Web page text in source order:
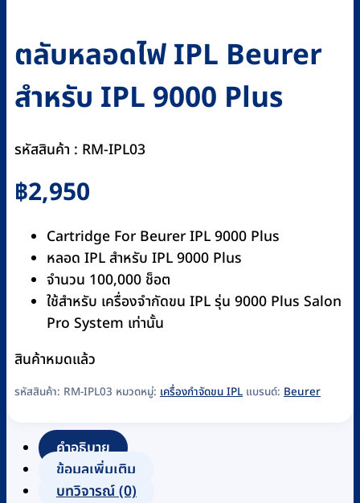
ตลับหลอดไฟ IPL Beurer
สำหรับ IPL 9000 Plus
รหัสสินค้า : RM-IPL03
฿2,950
Cartridge For Beurer IPL 9000 Plus
หลอด IPL สำหรับ IPL 9000 Plus
จำนวน 100,000 ช็อต
ใช้สำหรับ เครื่องจำกัดขน IPL รุ่น 9000 Plus Salon
Pro System เท่านั้น
สินค้าหมดแล้ว
รหัสสินค้า: RM-IPL03 หมวดหมู่: เครื่องกำจัดขน IPL แบรนด์: Beurer
คำอธิบาย
ข้อมูลเพิ่มเติม
บทวิจารณ์ (0)